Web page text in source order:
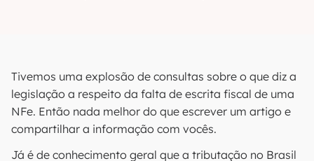
Tivemos uma explosão de consultas sobre o que diz a
legislação a respeito da falta de escrita fiscal de uma
NFe. Então nada melhor do que escrever um artigo e
compartilhar a informação com vocês.
Já é de conhecimento geral que a tributação no Brasil